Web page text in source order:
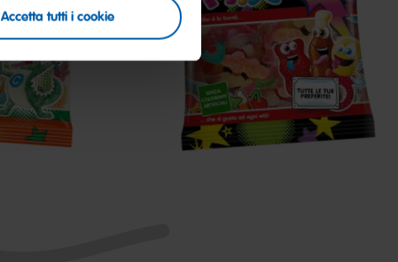
Accetta tutti i cookie
Frizzi
Mix